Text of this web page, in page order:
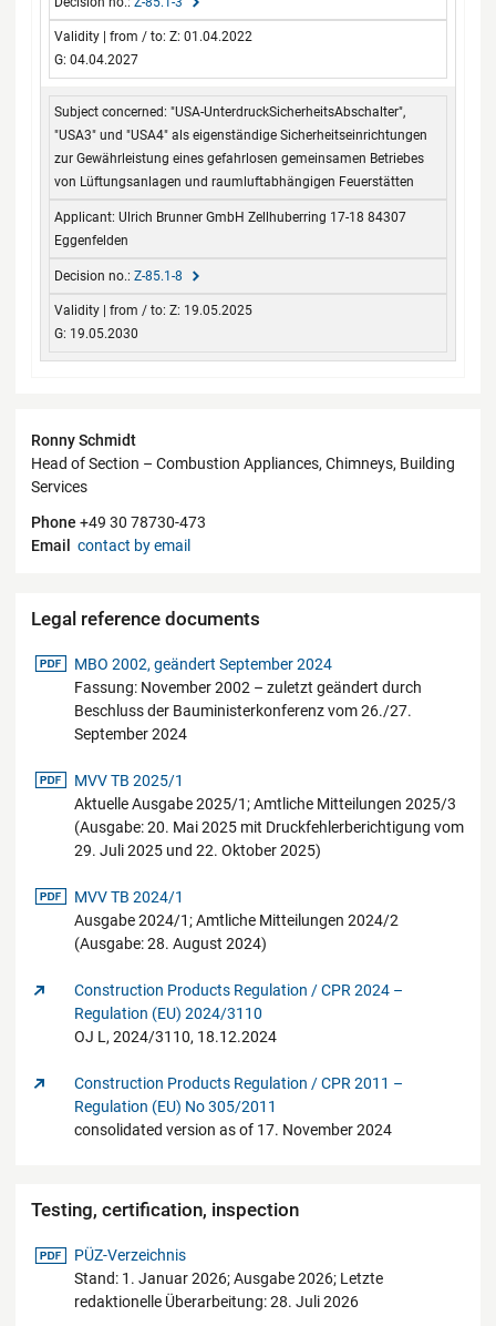
Z: 01.04.2022
G: 04.04.2027
"USA-UnterdruckSicherheitsAbschalter",
"USA3" und "USA4" als eigenständige Sicherheitseinrichtungen
zur Gewährleistung eines gefahrlosen gemeinsamen Betriebes
von Lüftungsanlagen und raumluftabhängigen Feuerstätten
Ulrich Brunner GmbH Zellhuberring 17-18 84307
Eggenfelden
Z-85.1-8
Z: 19.05.2025
G: 19.05.2030
Contact
Ronny Schmidt
Head of Section – Combustion Appliances, Chimneys, Building
Services
Phone +49 30 78730-473
Email
contact by email
Legal reference documents
pdf-Datei
MBO 2002, geändert September 2024
Fassung: November 2002 – zuletzt geändert durch
Beschluss der Bauministerkonferenz vom 26./27.
September 2024
pdf-Datei
MVV TB 2025/1
Aktuelle Ausgabe 2025/1; Amtliche Mitteilungen 2025/3
(Ausgabe: 20. Mai 2025 mit Druckfehlerberichtigung vom
29. Juli 2025 und 22. Oktober 2025)
pdf-Datei
MVV TB 2024/1
Ausgabe 2024/1; Amtliche Mitteilungen 2024/2
(Ausgabe: 28. August 2024)
Construction Products Regulation / CPR 2024 –
Regulation (EU) 2024/3110
OJ L, 2024/3110, 18.12.2024
Construction Products Regulation / CPR 2011 –
Regulation (EU) No 305/2011
consolidated version as of 17. November 2024
Testing, certification, inspection
pdf-Datei
PÜZ-Verzeichnis
Stand: 1. Januar 2026; Ausgabe 2026; Letzte
redaktionelle Überarbeitung: 28. Juli 2026